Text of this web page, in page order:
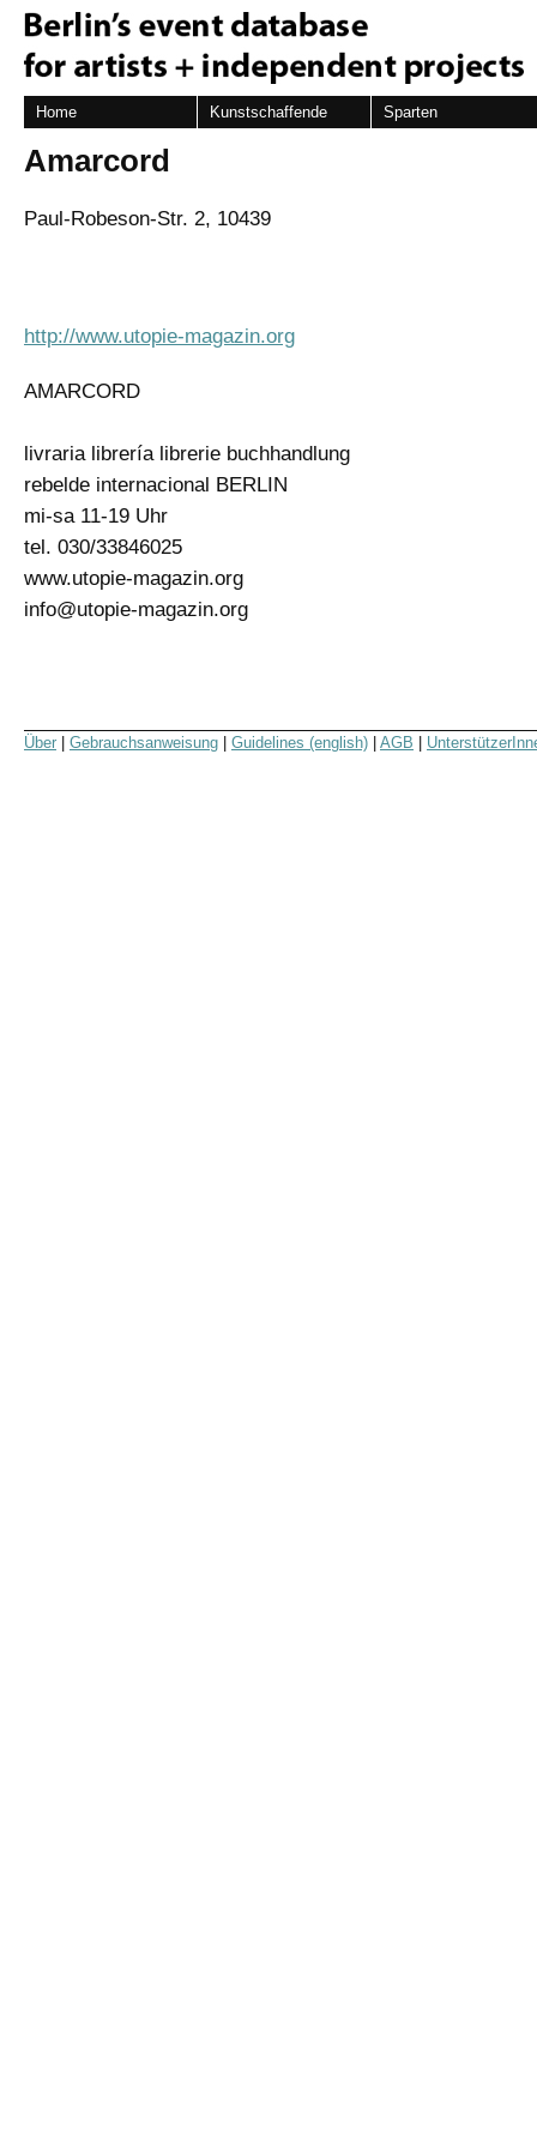
Home Kunstschaffende Sparten
Amarcord
Paul-Robeson-Str. 2, 10439
http://www.utopie-magazin.org
AMARCORD
livraria librería librerie buchhandlung
rebelde internacional BERLIN
mi-sa 11-19 Uhr
tel. 030/33846025
www.utopie-magazin.org
info@utopie-magazin.org
Über Gebrauchsanweisung Guidelines (english) AGB